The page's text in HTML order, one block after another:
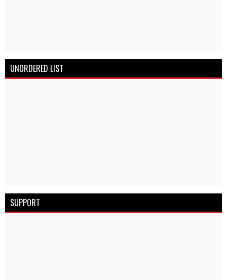
UNORDERED LIST
SUPPORT